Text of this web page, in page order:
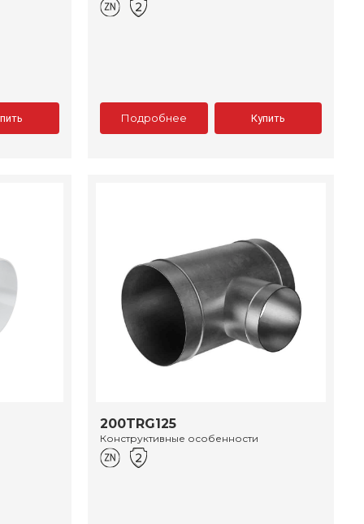
Подробнее Купить
200TRG125
Конструктивные особенности